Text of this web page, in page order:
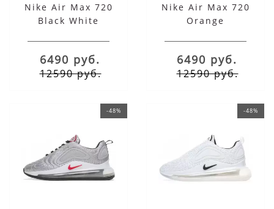
Nike Air Max 720
Black White
6490 руб.
12590 руб.
Nike Air Max 720
Orange
6490 руб.
12590 руб.
-48% -48%